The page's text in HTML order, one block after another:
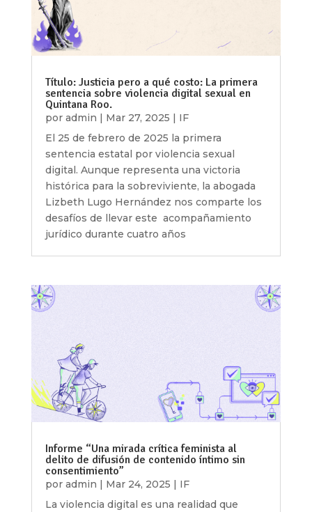
Título: Justicia pero a qué costo: La primera
sentencia sobre violencia digital sexual en
Quintana Roo.
por admin | Mar 27, 2025 | IF
El 25 de febrero de 2025 la primera
sentencia estatal por violencia sexual
digital. Aunque representa una victoria
histórica para la sobreviviente, la abogada
Lizbeth Lugo Hernández nos comparte los
desafíos de llevar este acompañamiento
jurídico durante cuatro años
Informe “Una mirada crítica feminista al
delito de difusión de contenido íntimo sin
consentimiento”
por admin | Mar 24, 2025 | IF
La violencia digital es una realidad que